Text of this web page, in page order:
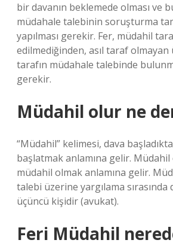
bir davanın beklemede olması ve
müdahale talebinin soruşturma
yapılması gerekir. Fer, müdahil
edilmediğinden, asıl taraf
tarafın müdahale talebinde
gerekir.
Müdahil olur ne
“Müdahil” kelimesi, dava
başlatmak anlamına gelir. Müdahil
müdahil olmak anlamına gelir.
talebi üzerine yargılama sırasında
üçüncü kişidir (avukat).
Feri Müdahil